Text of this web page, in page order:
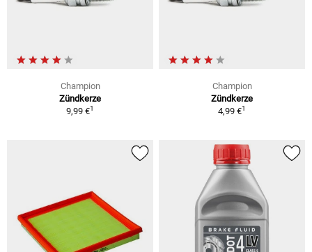
Champion
Zündkerze
9,99 €1
Champion
Zündkerze
4,99 €1